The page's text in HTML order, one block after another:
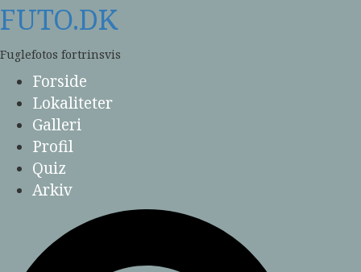
Skip
to
content
FUTO.DK
Fuglefotos fortrinsvis
Forside
Lokaliteter
Galleri
Profil
Quiz
Arkiv